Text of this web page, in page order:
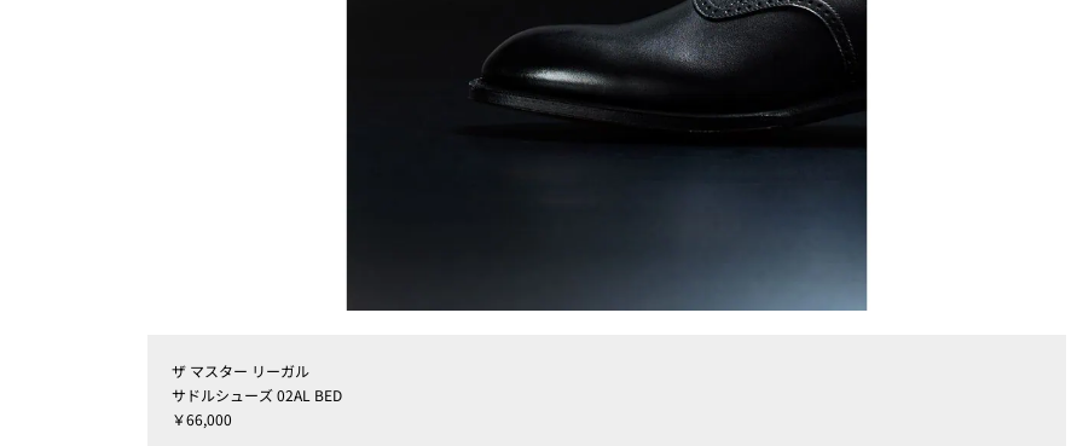
ザ マスター リーガル
サドルシューズ 02AL BED
￥66,000